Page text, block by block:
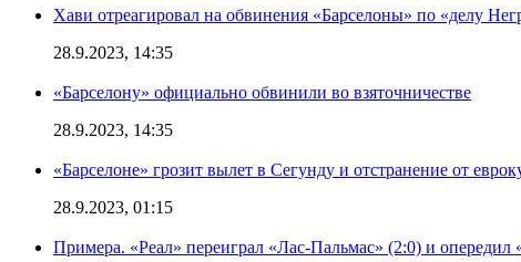
Хави отреагировал на обвинения «Барселоны» по «делу
28.9.2023, 14:35
«Барселону» официально обвинили во взяточничестве
28.9.2023, 14:35
«Барселоне» грозит вылет в Сегунду и отстранение от
28.9.2023, 01:15
Примера. «Реал» переиграл «Лас-Пальмас» (2:0) и опередил